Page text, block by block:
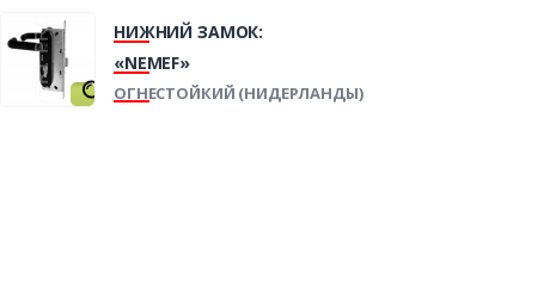
НИЖНИЙ ЗАМОК:
«NEMEF»
ОГНЕСТОЙКИЙ (НИДЕРЛАНДЫ)